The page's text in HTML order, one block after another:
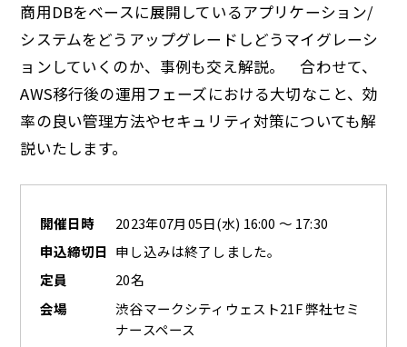
商用DBをベースに展開しているアプリケーション/
システムをどうアップグレードしどうマイグレーシ
ョンしていくのか、事例も交え解説。 合わせて、
AWS移行後の運用フェーズにおける大切なこと、効
率の良い管理方法やセキュリティ対策についても解
説いたします。
開催日時
2023年07月05日(水) 16:00 ～ 17:30
申込締切日 申し込みは終了しました。
定員
20名
会場
渋谷マークシティウェスト21F 弊社セミ
ナースペース